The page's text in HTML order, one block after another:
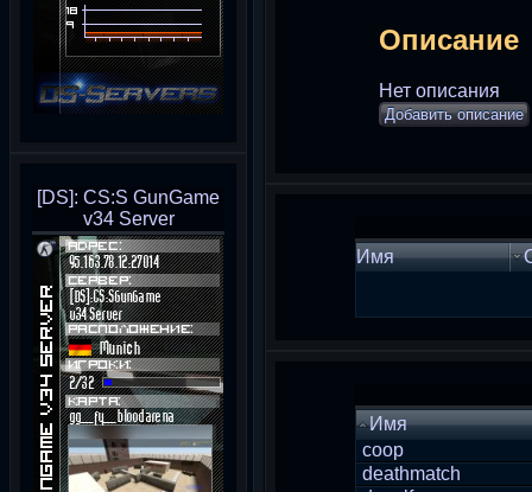
[DS]: CS:S GunGame
v34 Server
Описание
Нет описания
Добавить описание
Имя
Имя
coop
deathmatch